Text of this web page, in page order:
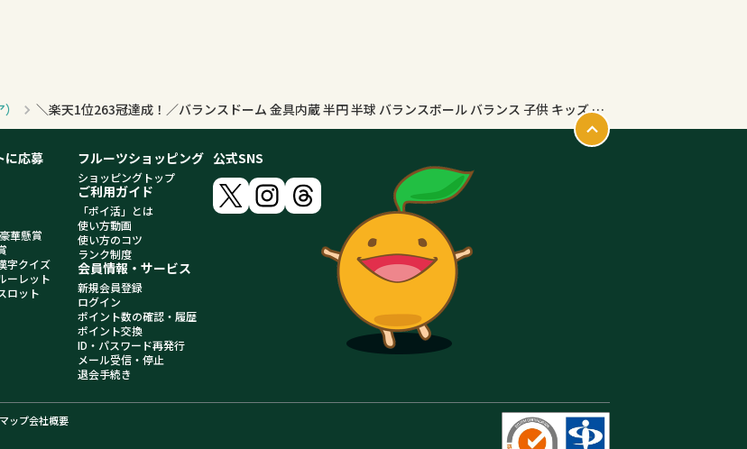
＼楽天1位263冠達成！／バランスドーム 金具内蔵 半円 半球 バランスボール バランス 子供 キッズ 大人 体幹トレーニング 室内遊び トランポリン 静音 滑り止め 国内検査済み 耐荷重400kg 47cm 60cm 空気入れ付 LUSEEQ
に応募
華懸賞
字クイズ
ーレット
ロット
フルーツショッピング
ショッピングトップ
ご利用ガイド
「ポイ活」とは
使い方動画
使い方のコツ
ランク制度
会員情報・サービス
新規会員登録
ログイン
ポイント数の確認・履歴
ポイント交換
ID・パスワード再発行
メール受信・停止
退会手続き
公式SNS
ップ会社概要